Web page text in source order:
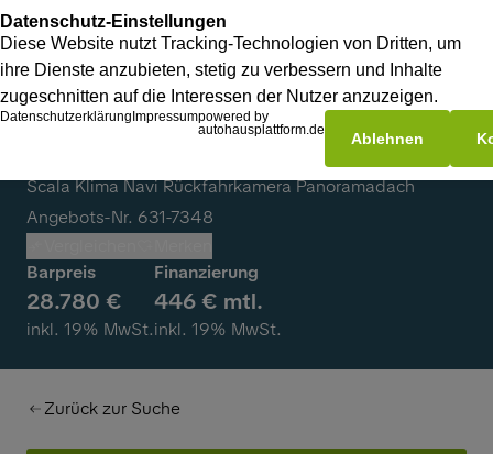
Scala Klima Navi Rückfahrkamera Panoramadach
Angebots-Nr. 631-7348
Barpreis
28.780 €
inkl. 19% MwSt.
Finanzierung
446 € mtl.
inkl. 19% MwSt.
Zurück zur Suche